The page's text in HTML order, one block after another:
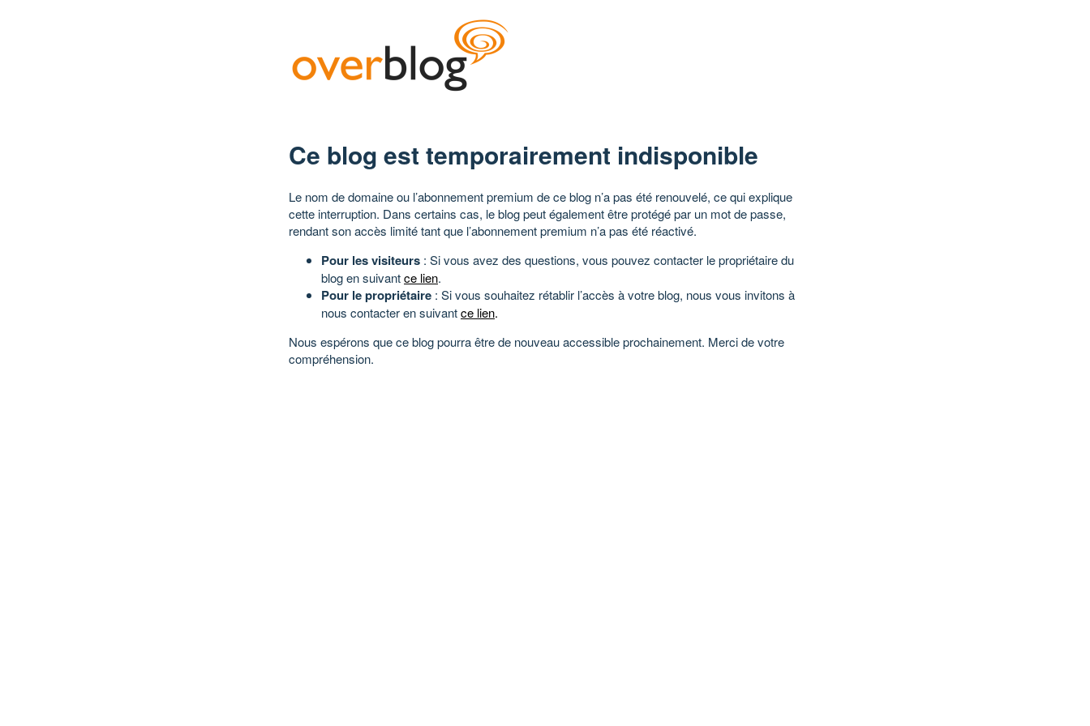
Ce blog est temporairement indisponible
Le nom de domaine ou l’abonnement premium de ce blog n’a pas été renouvelé, ce qui explique
cette interruption. Dans certains cas, le blog peut également être protégé par un mot de passe,
rendant son accès limité tant que l’abonnement premium n’a pas été réactivé.
Pour les visiteurs : Si vous avez des questions, vous pouvez contacter le propriétaire du
blog en suivantce lien.
Pour le propriétaire : Si vous souhaitez rétablir l’accès à votre blog, nous vous invitons à
nous contacter en suivantce lien.
Nous espérons que ce blog pourra être de nouveau accessible prochainement. Merci de votre
compréhension.